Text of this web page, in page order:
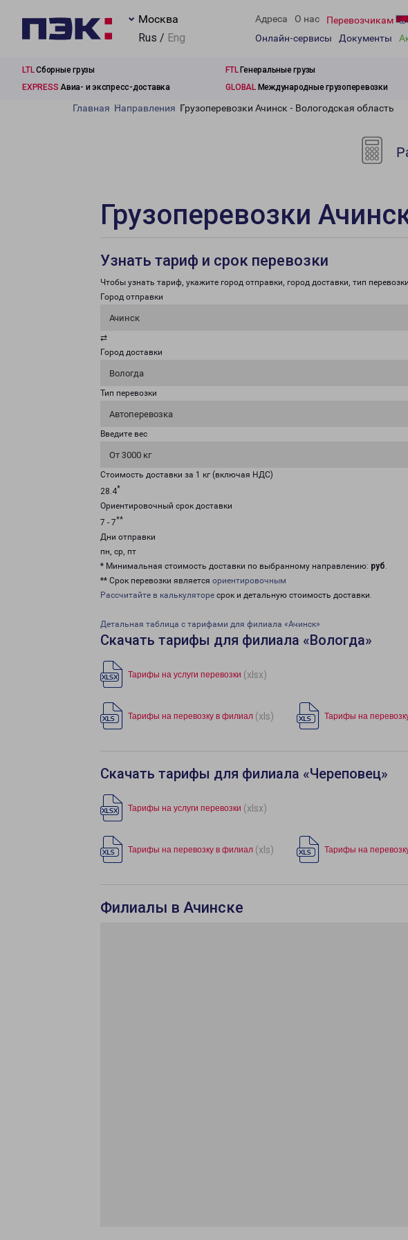
Москва
Rus / Eng
Адреса О нас Перевозчикам
Онлайн-сервисы
Документы
LTLСборные грузы FTLГенеральные грузы
EXPRESS Авиа- и экспресс-доставка GLOBALМеждународные грузоперевозки
Главная Направления Грузоперевозки Ачинск - Вологодская область
Грузоперевозки
Узнать тариф и срок перевозки
Чтобы узнать тариф, укажите город отправки, город доставки, тип
Город отправки
Ачинск
⇄
Город доставки
Вологда
Тип перевозки
Автоперевозка
Введите вес
От 3000 кг
Стоимость доставки за 1 кг (включая НДС)
28.4*
Ориентировочный срок доставки
7 - 7**
Дни отправки
пн, ср, пт
* Минимальная стоимость доставки по выбранному направлению: руб.
** Срок перевозки является ориентировочным
Рассчитайте в калькуляторе срок и детальную стоимость доставки.
Детальная таблица с тарифами для филиала «Ачинск»
Скачать тарифы для филиала «Вологда»
Тарифы на услуги перевозки (xlsx)
Тарифы на перевозку в филиал (xls) Тарифы на
Скачать тарифы для филиала «Череповец»
Тарифы на услуги перевозки (xlsx)
Тарифы на перевозку в филиал (xls) Тарифы на
Филиалы в Ачинске